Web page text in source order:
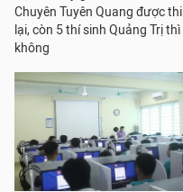
Chuyên Tuyên Quang được thi
lại, còn 5 thí sinh Quảng Trị thì
không